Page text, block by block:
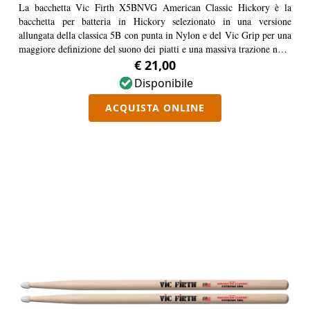
La bacchetta Vic Firth X5BNVG American Classic Hickory è la
bacchetta per batteria in Hickory selezionato in una versione
allungata della classica 5B con punta in Nylon e del Vic Grip per una
maggiore definizione del suono dei piatti e una massiva trazione nella
€ 21,00
Disponibile
ACQUISTA ONLINE